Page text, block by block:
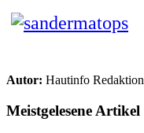
Autor: Hautinfo Redaktion
Meistgelesene Artikel